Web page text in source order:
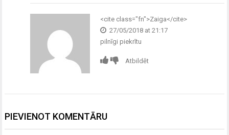
<cite class="fn">Zaiga</cite>
27/05/2018 at 21:17
pilnīgi piekrītu
Atbildēt
PIEVIENOT KOMENTĀRU